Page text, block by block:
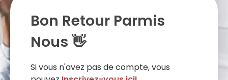
Bon Retour Parmis
Nous 👋
Si vous n'avez pas de compte, vous